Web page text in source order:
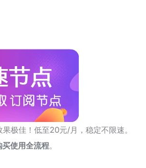
极佳！低至20元/月，稳定不限速。
使用全流程。